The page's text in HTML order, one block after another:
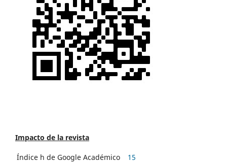
Impacto de la revista
Índice h de Google Académico
15